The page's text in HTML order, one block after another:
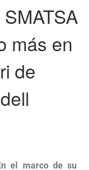
más en
de
el marco de su